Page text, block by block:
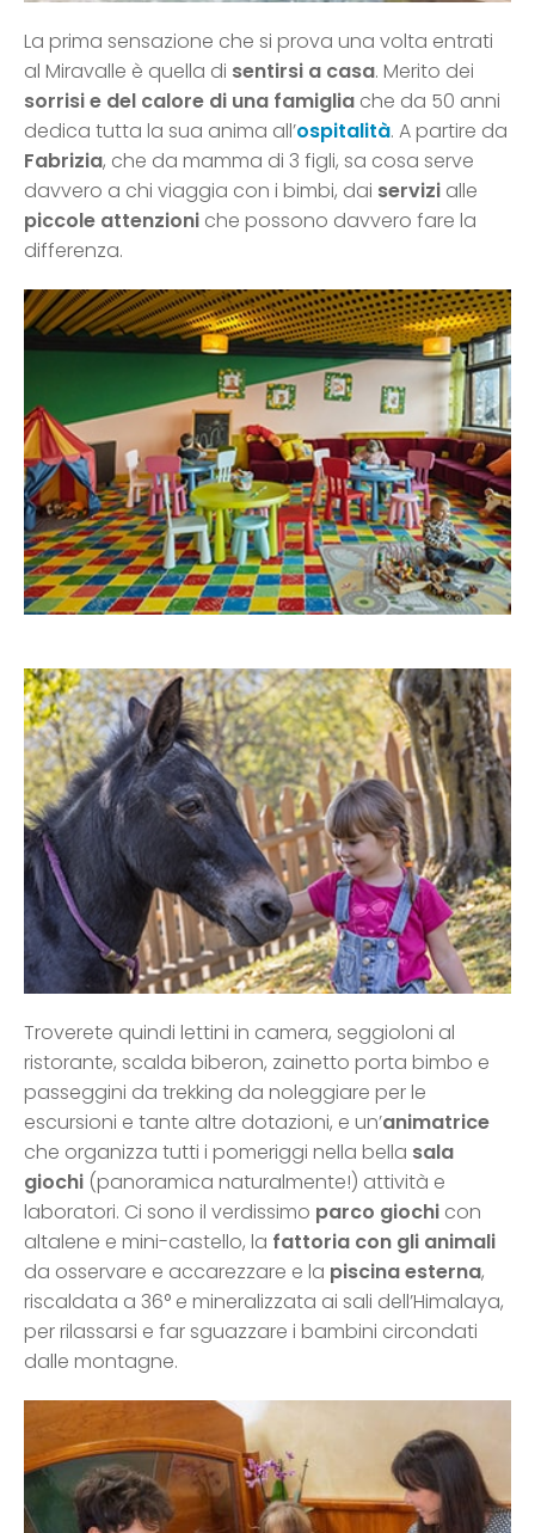
La prima sensazione che si prova una volta entrati
al Miravalle è quella di sentirsi a casa. Merito dei
sorrisi e del calore di una famiglia che da 50 anni
dedica tutta la sua anima all’ospitalità. A partire da
Fabrizia, che da mamma di 3 figli, sa cosa serve
davvero a chi viaggia con i bimbi, dai servizi alle
piccole attenzioni che possono davvero fare la
differenza.
Troverete quindi lettini in camera, seggioloni al
ristorante, scalda biberon, zainetto porta bimbo e
passeggini da trekking da noleggiare per le
escursioni e tante altre dotazioni, e un’animatrice
che organizza tutti i pomeriggi nella bella sala
giochi (panoramica naturalmente!) attività e
laboratori. Ci sono il verdissimo parco giochi con
altalene e mini-castello, la fattoria con gli animali
da osservare e accarezzare e la piscina esterna,
riscaldata a 36° e mineralizzata ai sali dell’Himalaya,
per rilassarsi e far sguazzare i bambini circondati
dalle montagne.